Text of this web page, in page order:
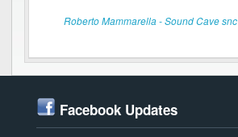
Roberto Mammarella - Sound Cave snc
Facebook Updates